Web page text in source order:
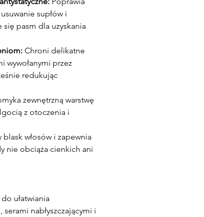
supłów i
pasm dla uzyskania
Chroni delikatne
wywołanymi przez
redukując
zewnętrzną warstwę
z otoczenia i
włosów i zapewnia
nie obciąża cienkich ani
ułatwiania
nabłyszczającymi i